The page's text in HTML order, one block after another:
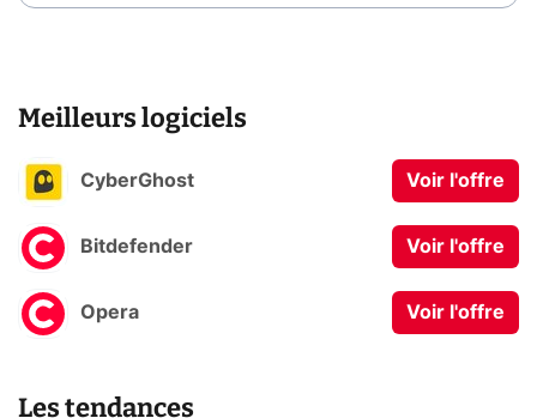
Meilleurs logiciels
CyberGhost Voir l'offre
Bitdefender Voir l'offre
Opera Voir l'offre
Les tendances